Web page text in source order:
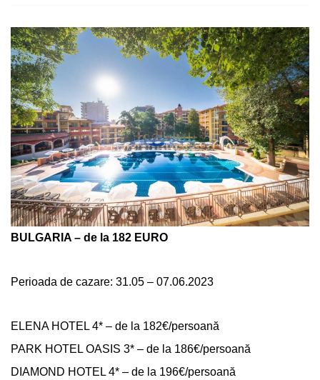
BULGARIA – de la 182 EURO
Perioada de cazare: 31.05 – 07.06.2023
ELENA HOTEL 4* – de la 182€/persoană
PARK HOTEL OASIS 3* – de la 186€/persoană
DIAMOND HOTEL 4* – de la 196€/persoană